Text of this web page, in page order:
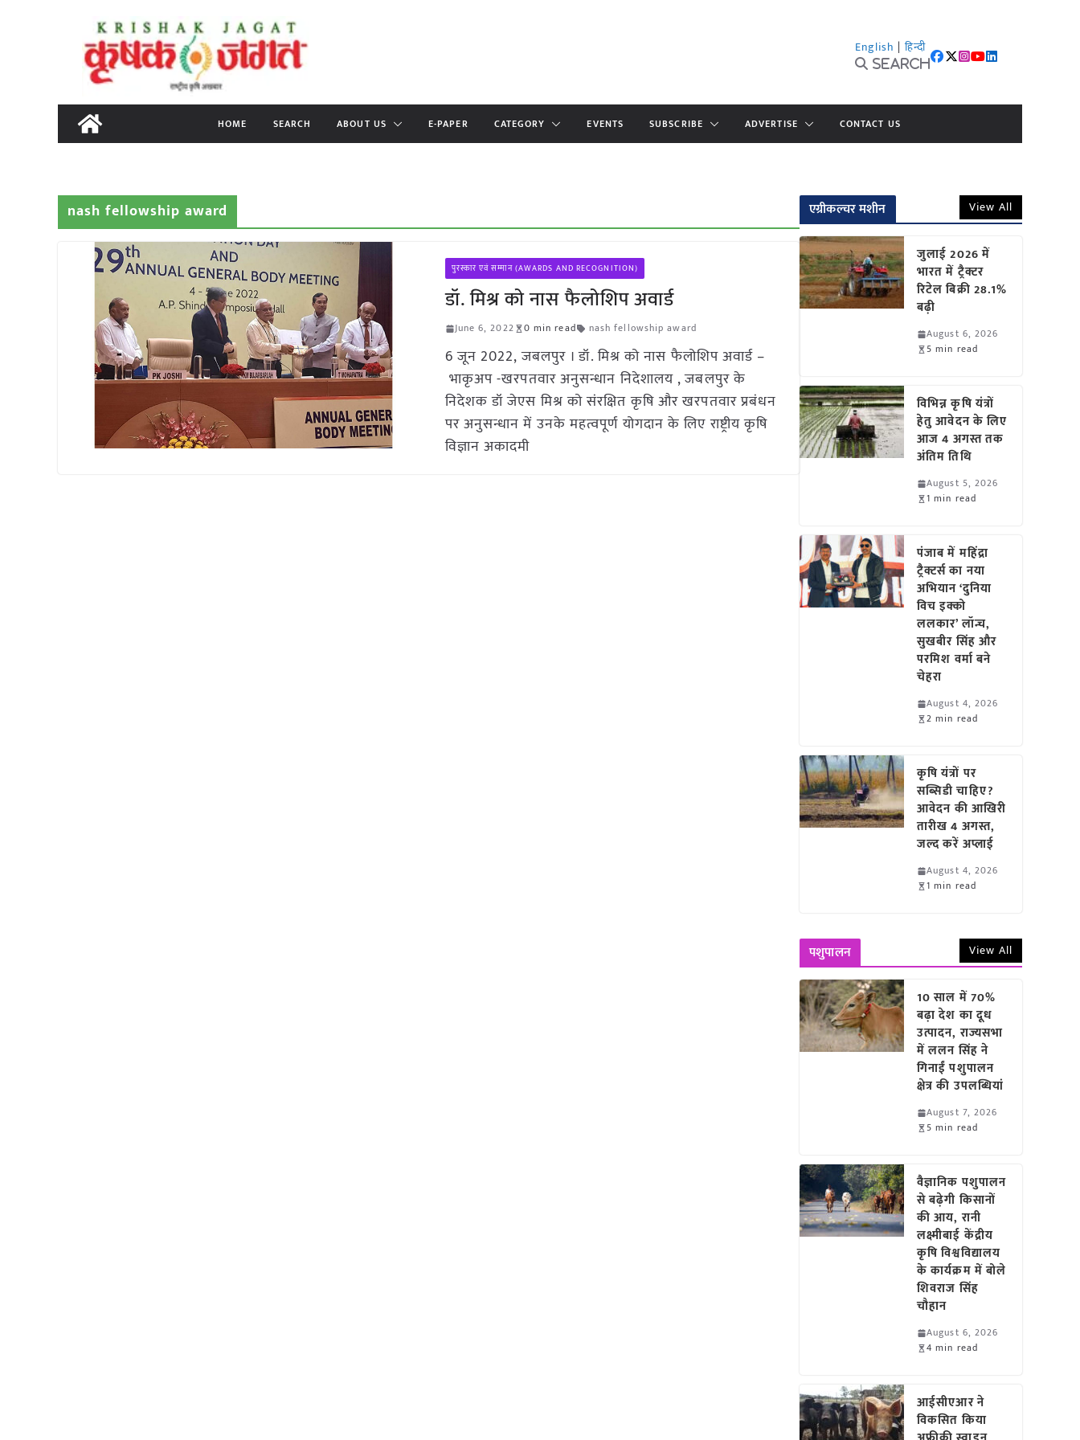
content
English | हिन्दी
Search
HOME SEARCH ABOUT US E-PAPER CATEGORY EVENTS SUBSCRIBE ADVERTISE CONTACT US
nash fellowship award
पुरस्कार एवं सम्मान (AWARDS AND RECOGNITION)
डॉ. मिश्र को नास फैलोशिप अवार्ड
June 6, 2022 0 min read nash fellowship award
6 जून 2022, जबलपुर । डॉ. मिश्र को नास फैलोशिप अवार्ड –
भाकृअप -खरपतवार अनुसन्धान निदेशालय , जबलपुर के
निदेशक डॉ जेएस मिश्र को संरक्षित कृषि और खरपतवार प्रबंधन
पर अनुसन्धान में उनके महत्वपूर्ण योगदान के लिए राष्ट्रीय कृषि
विज्ञान अकादमी
एग्रीकल्चर मशीन View All
जुलाई 2026 में
भारत में ट्रैक्टर
रिटेल बिक्री 28.1%
बढ़ी
August 6, 2026
5 min read
विभिन्न कृषि यंत्रों
हेतु आवेदन के लिए
आज 4 अगस्त तक
अंतिम तिथि
August 5, 2026
1 min read
पंजाब में महिंद्रा
ट्रैक्टर्स का नया
अभियान ‘दुनिया
विच इक्को
ललकार’ लॉन्च,
सुखबीर सिंह और
परमिश वर्मा बने
चेहरा
August 4, 2026
2 min read
कृषि यंत्रों पर
सब्सिडी चाहिए?
आवेदन की आखिरी
तारीख 4 अगस्त,
जल्द करें अप्लाई
August 4, 2026
1 min read
पशुपालन View All
10 साल में 70%
बढ़ा देश का दूध
उत्पादन, राज्यसभा
में ललन सिंह ने
गिनाईं पशुपालन
क्षेत्र की उपलब्धियां
August 7, 2026
5 min read
वैज्ञानिक पशुपालन
से बढ़ेगी किसानों
की आय, रानी
लक्ष्मीबाई केंद्रीय
कृषि विश्वविद्यालय
के कार्यक्रम में बोले
शिवराज सिंह
चौहान
August 6, 2026
4 min read
आईसीएआर ने
विकसित किया